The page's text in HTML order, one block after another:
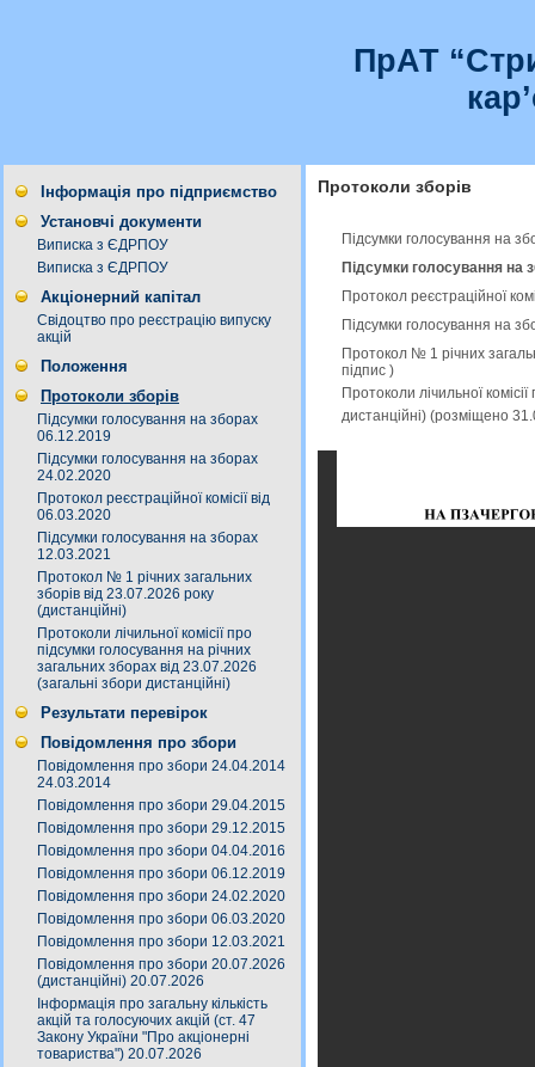
ПрАТ
Інформація про підприємство
Установчі документи
Виписка з ЄДРПОУ
Виписка з ЄДРПОУ
Акціонерний капітал
Свідоцтво про реєстрацію випуску
акцій
Положення
Протоколи зборів
Підсумки голосування на зборах
06.12.2019
Підсумки голосування на зборах
24.02.2020
Протокол реєстраційної комісії від
06.03.2020
Підсумки голосування на зборах
12.03.2021
Протокол № 1 річних загальних
зборів від 23.07.2026 року
(дистанційні)
Протоколи лічильної комісії про
підсумки голосування на річних
загальних зборах від 23.07.2026
(загальні збори дистанційні)
Результати перевірок
Повідомлення про збори
Повідомлення про збори 24.04.2014
24.03.2014
Повідомлення про збори 29.04.2015
Повідомлення про збори 29.12.2015
Повідомлення про збори 04.04.2016
Повідомлення про збори 06.12.2019
Повідомлення про збори 24.02.2020
Повідомлення про збори 06.03.2020
Повідомлення про збори 12.03.2021
Повідомлення про збори 20.07.2026
(дистанційні) 20.07.2026
Інформація про загальну кількість
акцій та голосуючих акцій (ст. 47
Закону України "Про акціонерні
товариства") 20.07.2026
Протоколи зборів
Підсумки голосування на
Підсумки голосування на
Протокол реєстраційної
Підсумки голосування на
Протокол № 1 річних
підпис )
Протоколи лічильної
дистанційні) (розміщено